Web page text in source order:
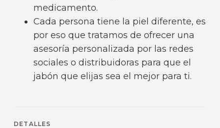
medicamento.
Cada persona tiene la piel diferente, es
por eso que tratamos de ofrecer una
asesoría personalizada por las redes
sociales o distribuidoras para que el
jabón que elijas sea el mejor para ti.
DETALLES